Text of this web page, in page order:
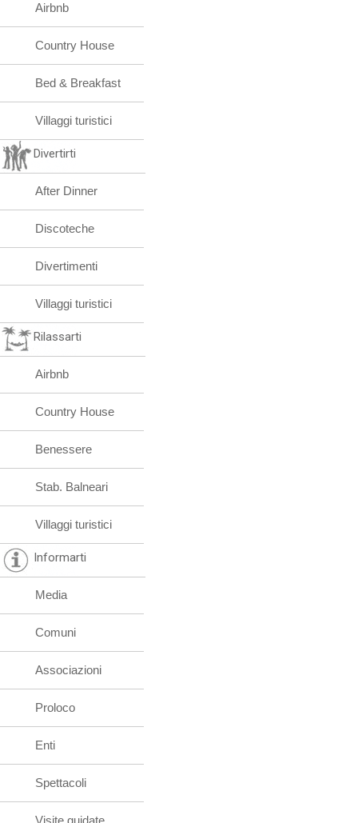
Airbnb
Country House
Bed & Breakfast
Villaggi turistici
Divertirti
After Dinner
Discoteche
Divertimenti
Villaggi turistici
Rilassarti
Airbnb
Country House
Benessere
Stab. Balneari
Villaggi turistici
Informarti
Media
Comuni
Associazioni
Proloco
Enti
Spettacoli
Visite guidate